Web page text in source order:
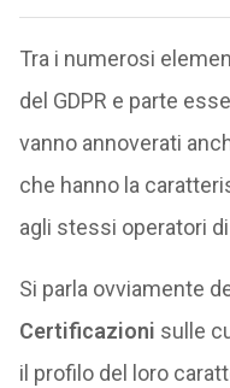
Tra i numerosi
del GDPR e parte
vanno annoverati
che hanno la
agli stessi operatori
Si parla ovviamente
Certificazioni sulle
il profilo del loro